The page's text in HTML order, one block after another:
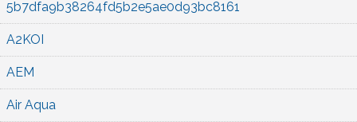
5b7dfa9b38264fd5b2e5ae0d93bc8161
A2KOI
AEM
Air Aqua